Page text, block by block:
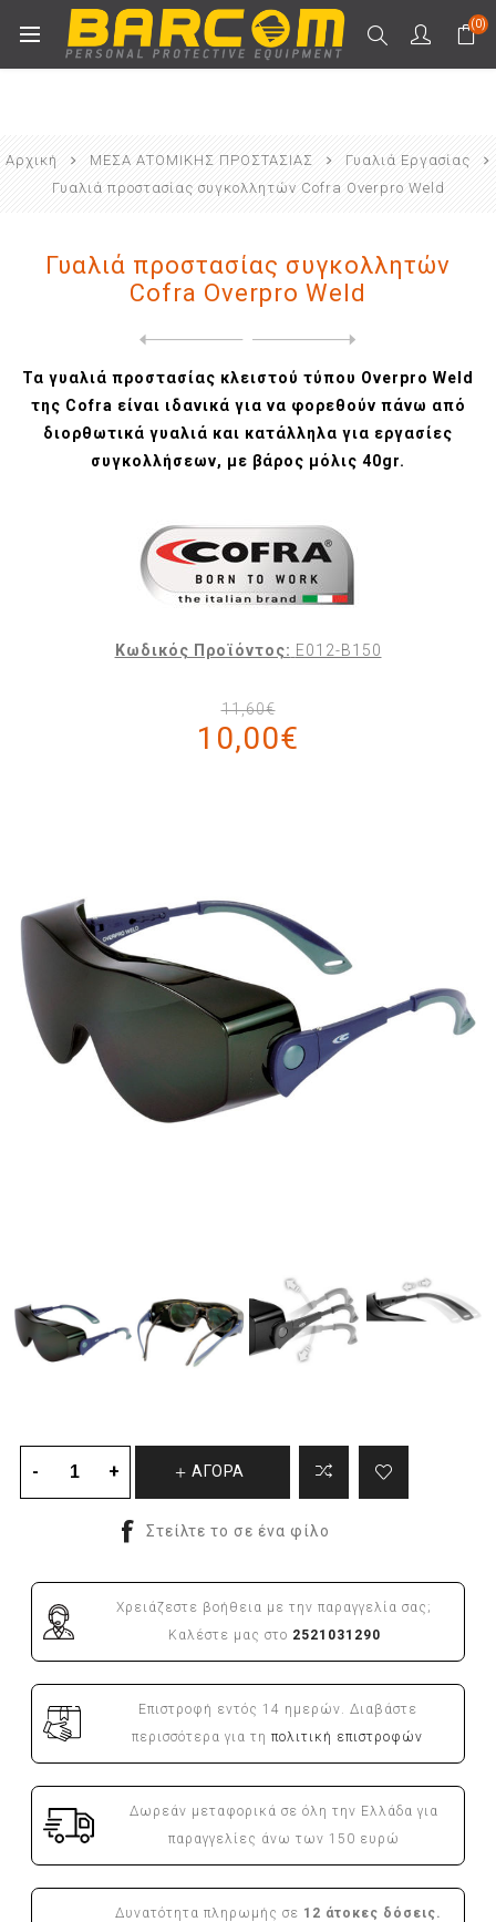
(0)
Αρχική ΜΕΣΑ ΑΤΟΜΙΚΗΣ ΠΡΟΣΤΑΣΙΑΣ
Γυαλιά Εργασίας
Γυαλιά προστασίας συγκολλητών Cofra Overpro Weld
Γυαλιά προστασίας συγκολλητών
Cofra Overpro Weld
Τα γυαλιά προστασίας κλειστού τύπου Overpro Weld
της Cofra είναι ιδανικά για να φορεθούν πάνω από
διορθωτικά γυαλιά και κατάλληλα για εργασίες
συγκολλήσεων, με βάρος μόλις 40gr.
Κωδικός Προϊόντος: E012-B150
11,60€
10,00€
ΑΓΟΡΑ
Χρειάζεστε βοήθεια με την παραγγελία σας;
Καλέστε μας στο 2521031290
Επιστροφή εντός 14 ημερών. Διαβάστε
περισσότερα για τηπολιτική επιστροφών
Δωρεάν μεταφορικά σε όλη την Ελλάδα για
παραγγελίες άνω των 150 ευρώ
Δυνατότητα πληρωμής σε 12 άτοκες δόσεις.